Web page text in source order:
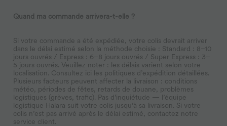
Quand ma commande arrivera-t-elle ?
Si votre commande a été expédiée, votre colis devrait arriver
dans le délai estimé selon la méthode choisie : Standard : 8–10
jours ouvrés / Express : 6–8 jours ouvrés / Super Express : 3–
5 jours ouvrés. Veuillez noter : les délais varient selon votre
localisation. Consultez ici les politiques d’expédition détaillées.
Plusieurs facteurs peuvent affecter la livraison : conditions
météo, périodes de fêtes, retards de douane, problèmes
logistiques (grèves, trafic). Pas d’inquiétude — l’équipe
logistique Halara suit votre colis jusqu’à sa livraison. Si votre
colis n’est pas arrivé après le délai estimé, contactez notre
service client.